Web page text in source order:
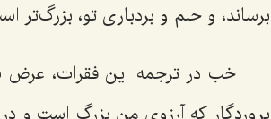
برساند، و حلم و بردباری تو، بزرگ‌تر
خب در ترجمه این فقرات، عرض